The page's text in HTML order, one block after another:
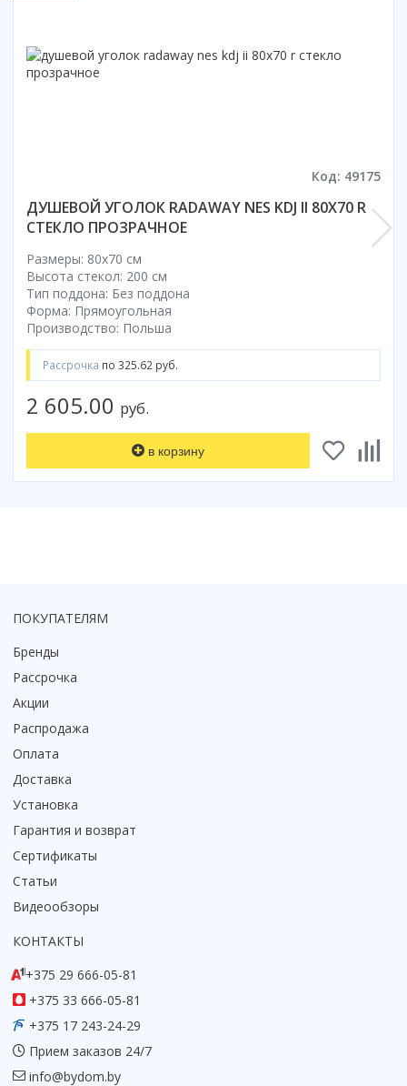
Код: 49175
ДУШЕВОЙ УГОЛОК RADAWAY NES KDJ II 80X70 R
СТЕКЛО ПРОЗРАЧНОЕ
Размеры: 80x70 cм
Высота стекол: 200 см
Тип поддона: Без поддона
Форма: Прямоугольная
Производство: Польша
Рассрочка по 325.62 руб.
2 605.00 руб.
в корзину
ПОКУПАТЕЛЯМ
Бренды
Рассрочка
Акции
Распродажа
Оплата
Доставка
Установка
Гарантия и возврат
Сертификаты
Статьи
Видеообзоры
КОНТАКТЫ
+375 29 666-05-81
+375 33 666-05-81
+375 17 243-24-29
Прием заказов 24/7
info@bydom.by